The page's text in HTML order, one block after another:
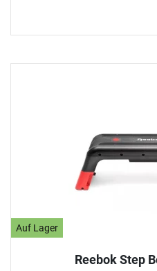
Auf Lager
Reebok Step